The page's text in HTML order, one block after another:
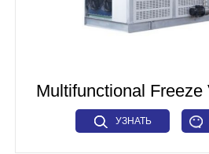
Линия по производству тканевого
Промышленное сушильное
Multifunctional Freeze
УЗНАТЬ